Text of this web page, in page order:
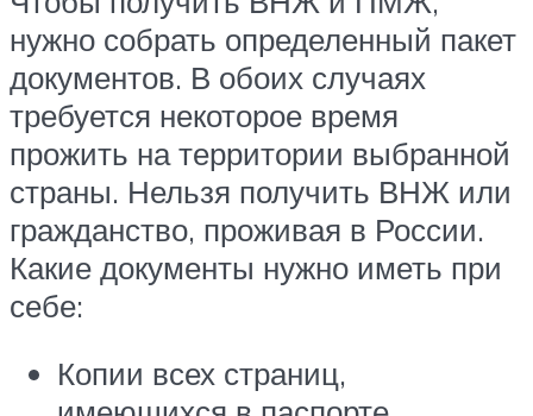
нужно собрать определенный пакет
документов. В обоих случаях
требуется некоторое время
прожить на территории выбранной
страны. Нельзя получить ВНЖ или
гражданство, проживая в России.
Какие документы нужно иметь при
себе:
Копии всех страниц,